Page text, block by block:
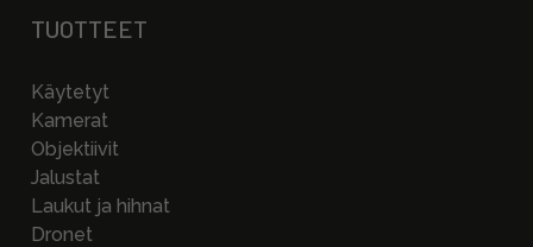
TUOTTEET
Käytetyt
Kamerat
Objektiivit
Jalustat
Laukut ja hihnat
Dronet